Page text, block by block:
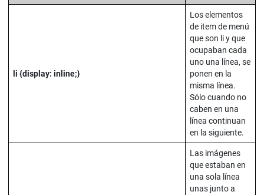
li {display: inline;}
Los elementos
de item de menú
que son li y que
ocupaban cada
uno una línea, se
ponen en la
misma línea.
Sólo cuando no
caben en una
línea continuan
en la siguiente.
Las imágenes
que estaban en
una sola línea
unas junto a